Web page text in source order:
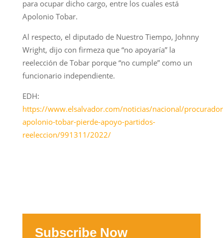
para ocupar dicho cargo, entre los cuales está
Apolonio Tobar.
Al respecto, el diputado de Nuestro Tiempo, Johnny
Wright, dijo con firmeza que “no apoyaría” la
reelección de Tobar porque “no cumple” como un
funcionario independiente.
EDH:
https://www.elsalvador.com/noticias/nacional/
apolonio-tobar-pierde-apoyo-partidos-
reeleccion/991311/2022/
Subscribe Now